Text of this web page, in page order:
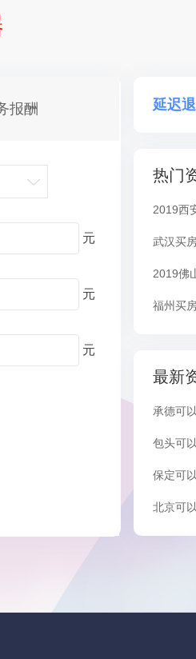
报酬
元
元
元
延迟
热门
2019西
武汉买
2019佛
福州买
最新
承德可
包头可
保定可
北京可